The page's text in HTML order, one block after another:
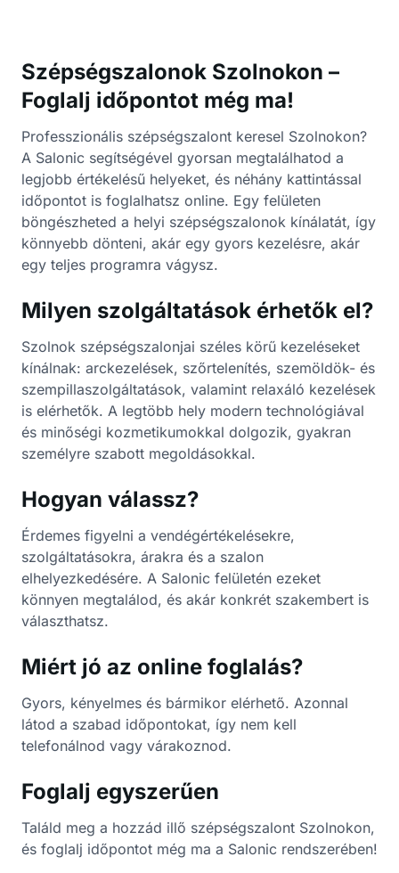
Szépségszalonok Szolnokon –
Foglalj időpontot még ma!
Professzionális szépségszalont keresel Szolnokon?
A Salonic segítségével gyorsan megtalálhatod a
legjobb értékelésű helyeket, és néhány kattintással
időpontot is foglalhatsz online. Egy felületen
böngészheted a helyi szépségszalonok kínálatát, így
könnyebb dönteni, akár egy gyors kezelésre, akár
egy teljes programra vágysz.
Milyen szolgáltatások érhetők el?
Szolnok szépségszalonjai széles körű kezeléseket
kínálnak: arckezelések, szőrtelenítés, szemöldök- és
szempillaszolgáltatások, valamint relaxáló kezelések
is elérhetők. A legtöbb hely modern technológiával
és minőségi kozmetikumokkal dolgozik, gyakran
személyre szabott megoldásokkal.
Hogyan válassz?
Érdemes figyelni a vendégértékelésekre,
szolgáltatásokra, árakra és a szalon
elhelyezkedésére. A Salonic felületén ezeket
könnyen megtalálod, és akár konkrét szakembert is
választhatsz.
Miért jó az online foglalás?
Gyors, kényelmes és bármikor elérhető. Azonnal
látod a szabad időpontokat, így nem kell
telefonálnod vagy várakoznod.
Foglalj egyszerűen
Találd meg a hozzád illő szépségszalont Szolnokon,
és foglalj időpontot még ma a Salonic rendszerében!